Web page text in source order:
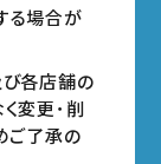
る場合が
び各店舗の
変更･削
ご了承の